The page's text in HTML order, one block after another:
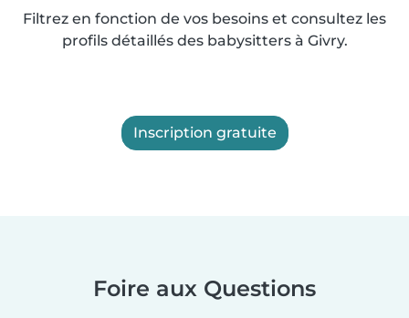
Filtrez en fonction de vos besoins et consultez les
profils détaillés des babysitters à Givry.
Inscription gratuite
Foire aux Questions